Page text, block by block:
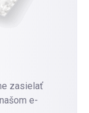
zasielať
e-